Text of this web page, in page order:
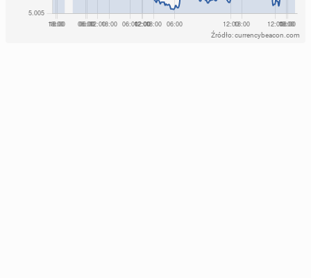
Źródło: currencybeacon.com